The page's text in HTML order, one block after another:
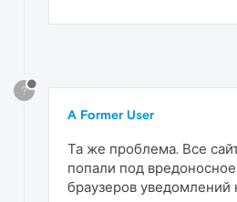
?
A Former User
Та же проблема. Все
попали под
браузеров уведомлений